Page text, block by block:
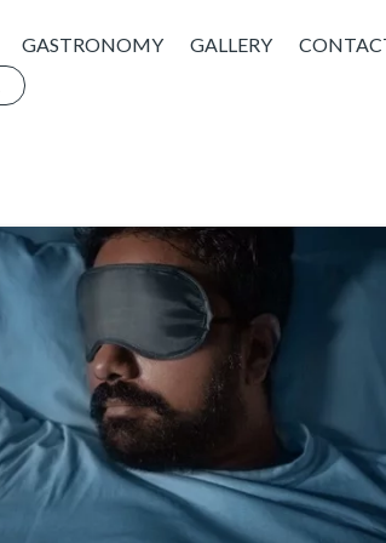
GASTRONOMY GALLERY